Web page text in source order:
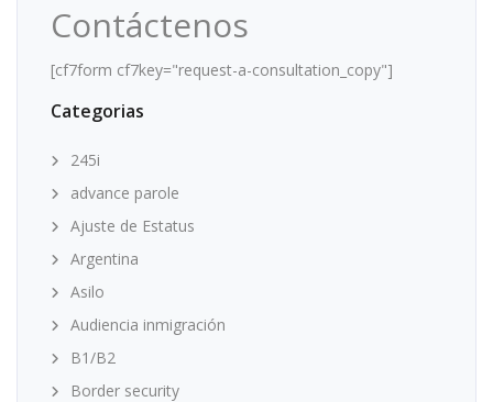
Contáctenos
[cf7form cf7key="request-a-consultation_copy"]
Categorias
245i
advance parole
Ajuste de Estatus
Argentina
Asilo
Audiencia inmigración
B1/B2
Border security